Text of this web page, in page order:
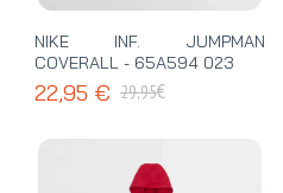
NIKE INF. JUMPMAN
COVERALL - 65A594 023
22,95 € 29,95€